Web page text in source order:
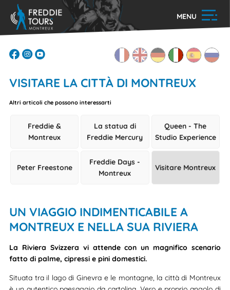
MENU
VISITARE LA CITTÀ DI MONTREUX
Altri articoli che possono interessarti
Freddie &
Montreux
La statua di
Freddie Mercury
Queen - The
Studio Experience
Peter Freestone
Freddie Days -
Montreux
Visitare Montreux
UN VIAGGIO INDIMENTICABILE A
MONTREUX E NELLA SUA RIVIERA
La Riviera Svizzera vi attende con un magnifico scenario
fatto di palme, cipressi e pini domestici.
Situata tra il lago di Ginevra e le montagne, la città di Montreux